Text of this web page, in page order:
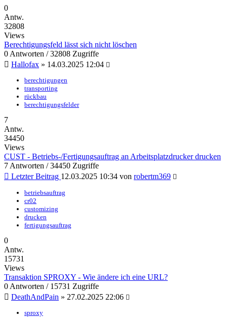
0
Antw.
32808
Views
Berechtigungsfeld lässt sich nicht löschen
0 Antworten / 32808 Zugriffe
Hallofax » 14.03.2025 12:04
berechtigungen
transporting
rückbau
berechtigungsfelder
7
Antw.
34450
Views
CUST - Betriebs-/Fertigungsauftrag an Arbeitsplatzdrucker drucken
7 Antworten / 34450 Zugriffe
Letzter Beitrag 12.03.2025 10:34 von robertm369
betriebsauftrag
cr02
customizing
drucken
fertigungsauftrag
0
Antw.
15731
Views
Transaktion SPROXY - Wie ändere ich eine URL?
0 Antworten / 15731 Zugriffe
DeathAndPain » 27.02.2025 22:06
sproxy